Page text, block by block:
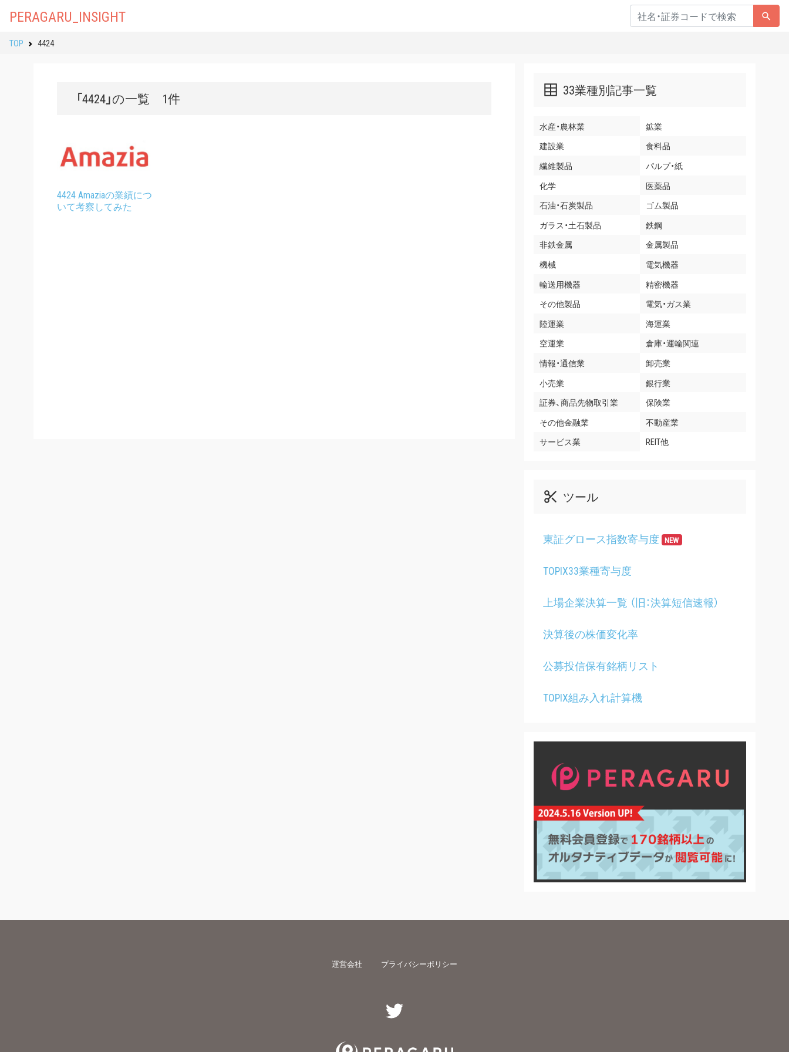
PERAGARU_INSIGHT
TOP 4424
「4424」の一覧 1件
4424 Amaziaの業績につ
いて考察してみた
33業種別記事一覧
水産・農林業
鉱業
建設業
食料品
繊維製品
パルプ・紙
化学
医薬品
石油・石炭製品
ゴム製品
ガラス・土石製品
鉄鋼
非鉄金属
金属製品
機械
電気機器
輸送用機器
精密機器
その他製品
電気・ガス業
陸運業
海運業
空運業
倉庫・運輸関連
情報・通信業
卸売業
小売業
銀行業
証券、商品先物取引業
保険業
その他金融業
不動産業
サービス業
REIT他
ツール
東証グロース指数寄与度 NEW
TOPIX33業種寄与度
上場企業決算一覧 （旧：決算短信速報）
決算後の株価変化率
公募投信保有銘柄リスト
TOPIX組み入れ計算機
運営会社 プライバシーポリシー